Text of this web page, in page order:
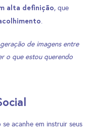
alta definição, que
.
de imagens entre
o que estou querendo
se acanhe em instruir seus